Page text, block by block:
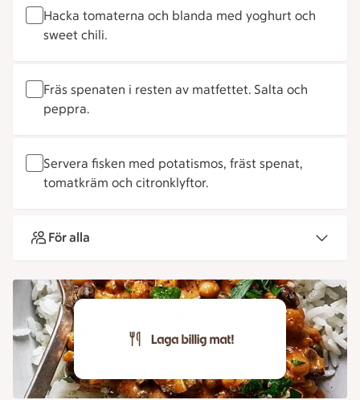
Hacka tomaterna och blanda med yoghurt och
sweet chili.
Fräs spenaten i resten av matfettet. Salta och
peppra.
Servera fisken med potatismos, fräst spenat,
tomatkräm och citronklyftor.
För alla